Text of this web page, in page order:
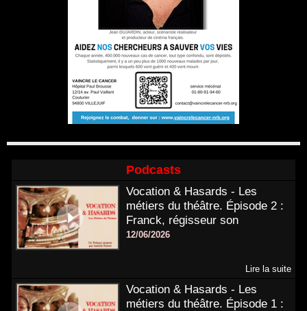
Podcasts
Vocation & Hasards - Les
métiers du théâtre. Épisode 2 :
Franck, régisseur son
12/06/2026
Lire la suite
Vocation & Hasards - Les
métiers du théâtre. Épisode 1 :